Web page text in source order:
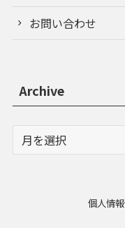
お問い合わせ
Archive
個人情